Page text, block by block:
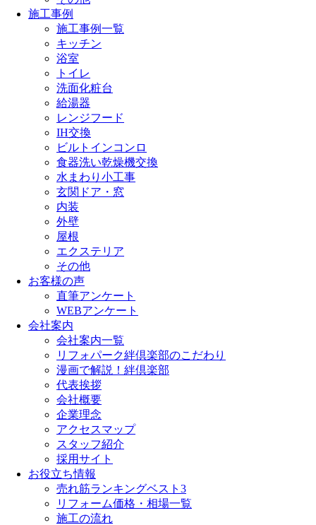
施工事例
施工事例一覧
キッチン
浴室
トイレ
洗面化粧台
給湯器
レンジフード
IH交換
ビルトインコンロ
食器洗い乾燥機交換
水まわり小工事
玄関ドア・窓
内装
外壁
屋根
エクステリア
その他
お客様の声
直筆アンケート
WEBアンケート
会社案内
会社案内一覧
リフォパーク絆倶楽部のこだわり
漫画で解説！絆倶楽部
代表挨拶
会社概要
企業理念
アクセスマップ
スタッフ紹介
採用サイト
お役立ち情報
売れ筋ランキングベスト3
リフォーム価格・相場一覧
施工の流れ